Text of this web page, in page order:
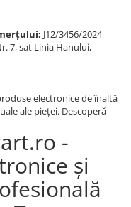
J12/3456/2024
7, sat Linia Hanului,
electronice de înaltă
ale pieței. Descoperă
-
și